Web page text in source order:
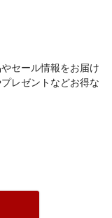
セール情報をお届け
レゼントなどお得な